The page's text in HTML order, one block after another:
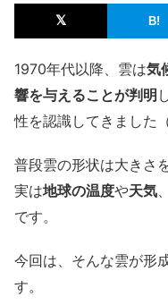
1970年代以降、雲は気
響を与えることが判明
性を認識してきました
普段雲の形状は大きさ
実は地球の温度や天気、
です。
今回は、そんな雲が形
す。